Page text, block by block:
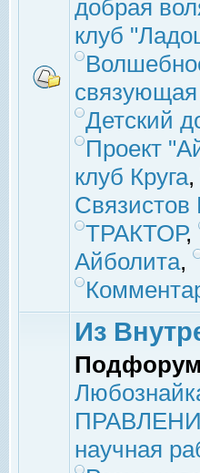
добрая
клуб
связующая
Детский
Проект
клуб Круга,
Связистов
ТРАКТОР,
Айболита,
Из
научная